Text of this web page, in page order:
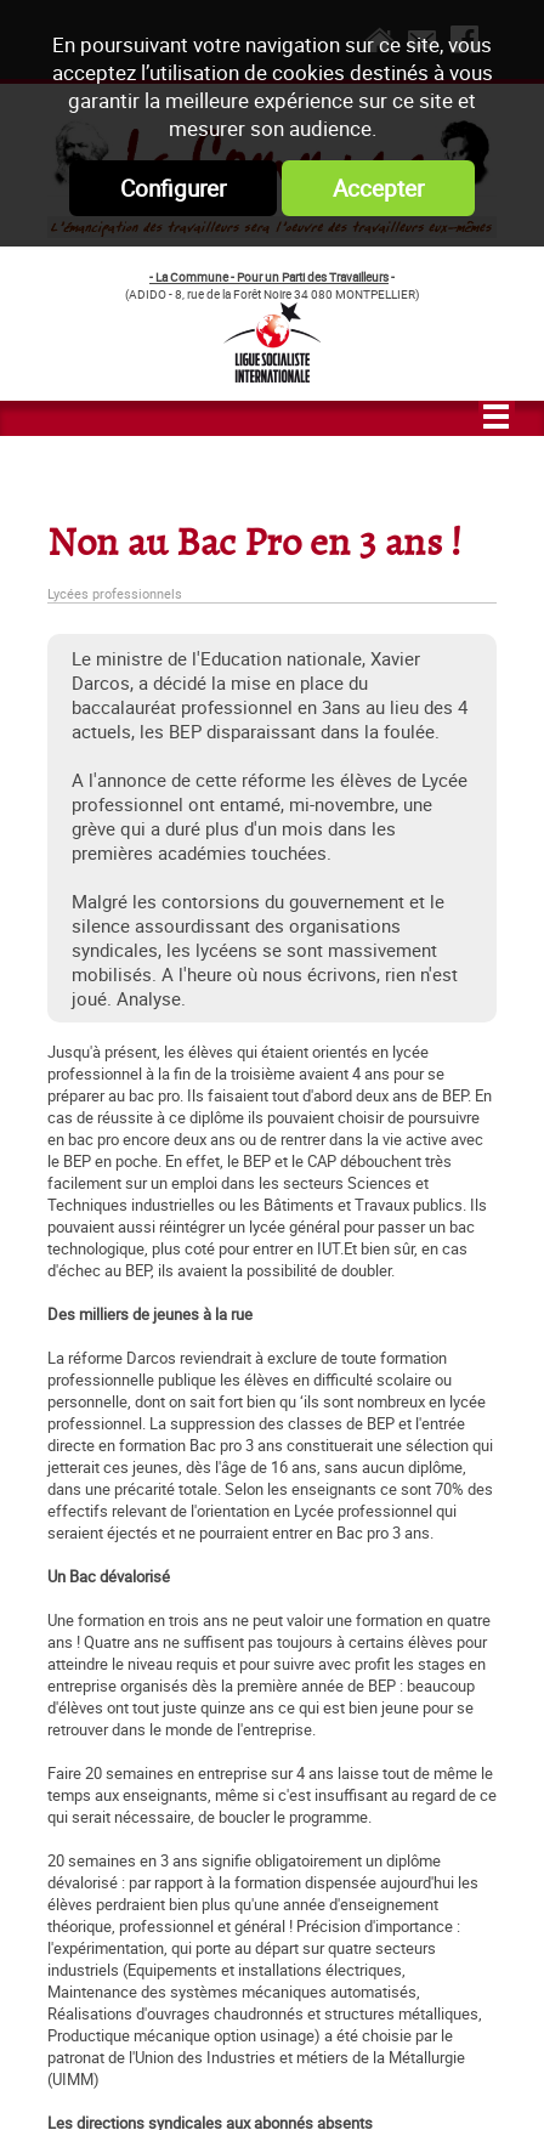
En poursuivant votre navigation sur ce site, vous
acceptez l’utilisation de cookies destinés à vous
garantir la meilleure expérience sur ce site et
mesurer son audience.
Configurer Accepter
- La Commune - Pour un Parti des Travailleurs-
(ADIDO - 8, rue de la Forêt Noire 34 080 MONTPELLIER)
Non au Bac Pro en 3 ans !
Lycées professionnels
Le ministre de l'Education nationale, Xavier
Darcos, a décidé la mise en place du
baccalauréat professionnel en 3ans au lieu des 4
actuels, les BEP disparaissant dans la foulée.
A l'annonce de cette réforme les élèves de Lycée
professionnel ont entamé, mi-novembre, une
grève qui a duré plus d'un mois dans les
premières académies touchées.
Malgré les contorsions du gouvernement et le
silence assourdissant des organisations
syndicales, les lycéens se sont massivement
mobilisés. A l'heure où nous écrivons, rien n'est
joué. Analyse.
Jusqu'à présent, les élèves qui étaient orientés en lycée
professionnel à la fin de la troisième avaient 4 ans pour se
préparer au bac pro. Ils faisaient tout d'abord deux ans de BEP. En
cas de réussite à ce diplôme ils pouvaient choisir de poursuivre
en bac pro encore deux ans ou de rentrer dans la vie active avec
le BEP en poche. En effet, le BEP et le CAP débouchent très
facilement sur un emploi dans les secteurs Sciences et
Techniques industrielles ou les Bâtiments et Travaux publics. Ils
pouvaient aussi réintégrer un lycée général pour passer un bac
technologique, plus coté pour entrer en IUT.Et bien sûr, en cas
d'échec au BEP, ils avaient la possibilité de doubler.
Des milliers de jeunes à la rue
La réforme Darcos reviendrait à exclure de toute formation
professionnelle publique les élèves en difficulté scolaire ou
personnelle, dont on sait fort bien qu ‘ils sont nombreux en lycée
professionnel. La suppression des classes de BEP et l'entrée
directe en formation Bac pro 3 ans constituerait une sélection qui
jetterait ces jeunes, dès l'âge de 16 ans, sans aucun diplôme,
dans une précarité totale. Selon les enseignants ce sont 70% des
effectifs relevant de l'orientation en Lycée professionnel qui
seraient éjectés et ne pourraient entrer en Bac pro 3 ans.
Un Bac dévalorisé
Une formation en trois ans ne peut valoir une formation en quatre
ans ! Quatre ans ne suffisent pas toujours à certains élèves pour
atteindre le niveau requis et pour suivre avec profit les stages en
entreprise organisés dès la première année de BEP : beaucoup
d'élèves ont tout juste quinze ans ce qui est bien jeune pour se
retrouver dans le monde de l'entreprise.
Faire 20 semaines en entreprise sur 4 ans laisse tout de même le
temps aux enseignants, même si c'est insuffisant au regard de ce
qui serait nécessaire, de boucler le programme.
20 semaines en 3 ans signifie obligatoirement un diplôme
dévalorisé : par rapport à la formation dispensée aujourd'hui les
élèves perdraient bien plus qu'une année d'enseignement
théorique, professionnel et général ! Précision d'importance :
l'expérimentation, qui porte au départ sur quatre secteurs
industriels (Equipements et installations électriques,
Maintenance des systèmes mécaniques automatisés,
Réalisations d'ouvrages chaudronnés et structures métalliques,
Productique mécanique option usinage) a été choisie par le
patronat de l'Union des Industries et métiers de la Métallurgie
(UIMM)
Les directions syndicales aux abonnés absents